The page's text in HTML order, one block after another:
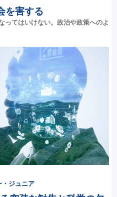
を害する
ってはいけない。政治や政策へのよ
・ジュニア